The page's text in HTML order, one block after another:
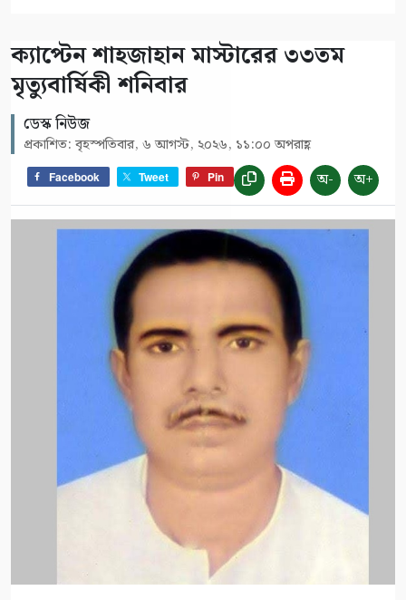
ক্যাপ্টেন শাহজাহান মাস্টারের ৩৩তম
মৃত্যুবার্ষিকী শনিবার
ডেস্ক নিউজ
প্রকাশিত: বৃহস্পতিবার, ৬ আগস্ট, ২০২৬, ১১:০০ অপরাহ্ণ
Facebook Tweet Pin অ- অ+